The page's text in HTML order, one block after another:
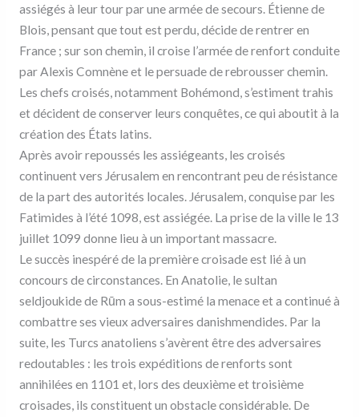
assiégés à leur tour par une armée de secours. Étienne de
Blois, pensant que tout est perdu, décide de rentrer en
France ; sur son chemin, il croise l’armée de renfort conduite
par Alexis Comnène et le persuade de rebrousser chemin.
Les chefs croisés, notamment Bohémond, s’estiment trahis
et décident de conserver leurs conquêtes, ce qui aboutit à la
création des États latins.
Après avoir repoussés les assiégeants, les croisés
continuent vers Jérusalem en rencontrant peu de résistance
de la part des autorités locales. Jérusalem, conquise par les
Fatimides à l’été 1098, est assiégée. La prise de la ville le 13
juillet 1099 donne lieu à un important massacre.
Le succès inespéré de la première croisade est lié à un
concours de circonstances. En Anatolie, le sultan
seldjoukide de Rūm a sous-estimé la menace et a continué à
combattre ses vieux adversaires danishmendides. Par la
suite, les Turcs anatoliens s’avèrent être des adversaires
redoutables : les trois expéditions de renforts sont
annihilées en 1101 et, lors des deuxième et troisième
croisades, ils constituent un obstacle considérable. De